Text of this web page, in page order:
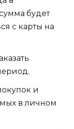
будет
с карты на
и
в личном